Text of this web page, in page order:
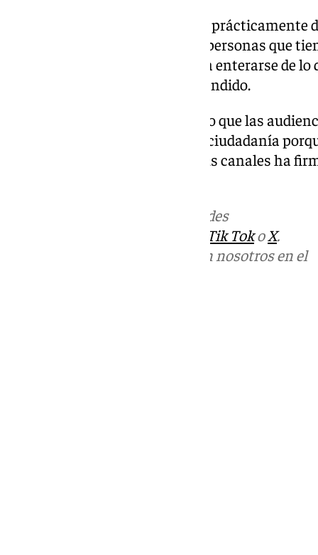
«Yo creo que estamos hablando
que son sordociegos o miles de personas que
y que tienen el mismo derecho a enterarse de
cualquier otra persona», ha defendido.
Finalmente, López ha asegurado que las
«una excelente noticia» para la ciudadanía
destacado que el conjunto de sus canales ha
en las redes
Tik TokoX.
Puedes ponerte en contacto con nosotros en el